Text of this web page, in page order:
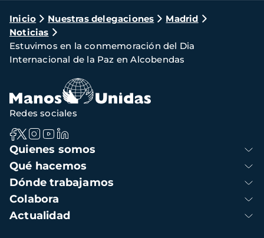
Ruta
de
navegación
Inicio Nuestras delegaciones
Madrid
Noticias
Estuvimos en la conmemoración del Dia
Internacional de la Paz en Alcobendas
Navegación
principal
Quienes somos
Qué hacemos
Dónde trabajamos
Colabora
Actualidad
Redes sociales